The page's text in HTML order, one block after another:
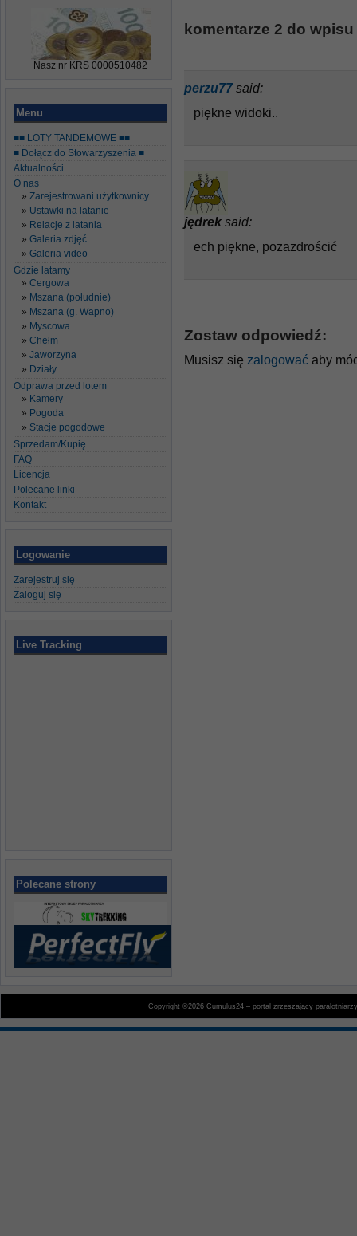
Nasz nr KRS 0000510482
Menu
■■ LOTY TANDEMOWE ■■
■ Dołącz do Stowarzyszenia ■
Aktualności
O nas
Zarejestrowani użytkownicy
Ustawki na latanie
Relacje z latania
Galeria zdjęć
Galeria video
Gdzie latamy
Cergowa
Mszana (południe)
Mszana (g. Wapno)
Myscowa
Chełm
Jaworzyna
Działy
Odprawa przed lotem
Kamery
Pogoda
Stacje pogodowe
Sprzedam/Kupię
FAQ
Licencja
Polecane linki
Kontakt
Logowanie
Zarejestruj się
Zaloguj się
Live Tracking
Polecane strony
komentarze 2 do
perzu77 said:
piękne widoki..
jędrek said:
ech piękne, pozazdrościć
Zostaw odpowiedź:
Musisz się zalogować aby
Copyright ©2026 Cumulus24 – portal zrzeszający